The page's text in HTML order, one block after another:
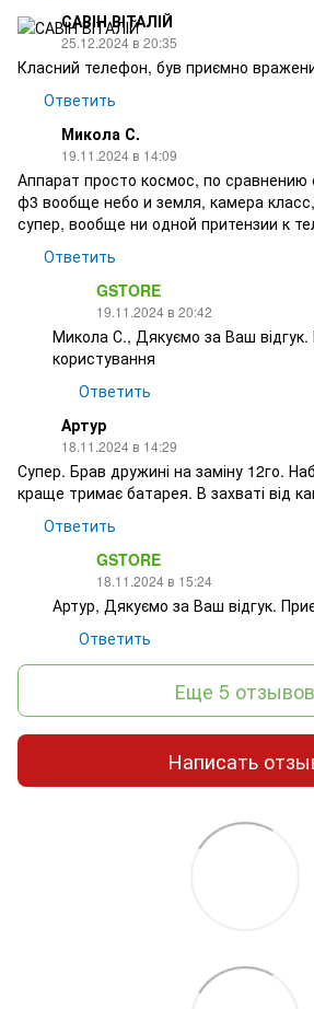
САВІН ВІТАЛІЙ
25.12.2024 в 20:35
Класний телефон, був приємно
Ответить
Микола С.
19.11.2024 в 14:09
Аппарат просто космос, по
ф3 вообще небо и земля, камера
супер, вообще ни одной притензии к
Ответить
GSTORE
19.11.2024 в 20:42
Микола С., Дякуємо за Ваш відгук.
користування
Ответить
Артур
18.11.2024 в 14:29
Супер. Брав дружині на заміну 12го.
краще тримає батарея. В захваті від
Ответить
GSTORE
18.11.2024 в 15:24
Артур, Дякуємо за Ваш відгук.
Ответить
Еще 5 отзывов
Написать